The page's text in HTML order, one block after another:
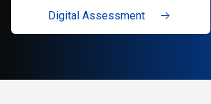
Digital Assessment